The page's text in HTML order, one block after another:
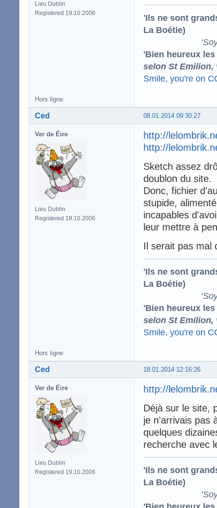
Lieu Dublin
Registered 19.10.2006
'Ils ne sont
La Boétie)
'
'Bien heureux
selon St Emilion,
Smile, you're on
Hors ligne
08.01.2014 09:30:27
Ced
Ver de Éire
Lieu Dublin
Registered 19.10.2006
http://
http://
Sketch assez
doublon du site.
Donc, fichier
stupide,
incapables
leur mettre à
Il serait pas mal
'Ils ne sont
La Boétie)
'
'Bien heureux
selon St Emilion,
Smile, you're on
Hors ligne
18.01.2014 12:16:26
Ced
Ver de Éire
Lieu Dublin
Registered 19.10.2006
http://
Déjà sur le site,
je n'arrivais pas
quelques
recherche avec
'Ils ne sont
La Boétie)
'